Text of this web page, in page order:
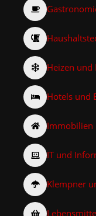
Heizen und
Hotels und
Immobilien
IT und
Klempner